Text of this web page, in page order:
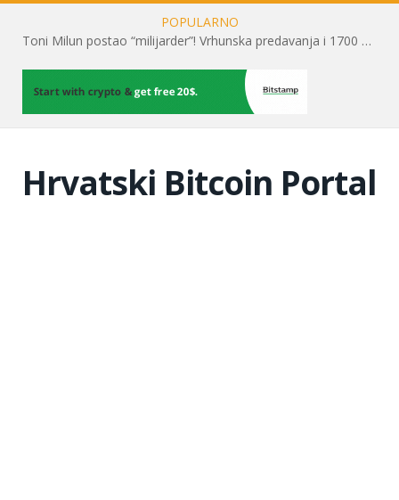
POPULARNO
Toni Milun postao “milijarder”! Vrhunska predavanja i 1700 posjetitelja obilježili su mjesec financijske pismenosti
Hrvatski Bitcoin Portal